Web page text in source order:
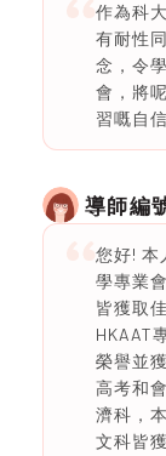
作為科
有耐性
念，令
會，將
習嘅自
導師編
您好! 本
學專業
皆獲取
HKAAT
榮譽並
高考和
濟科，
文科皆